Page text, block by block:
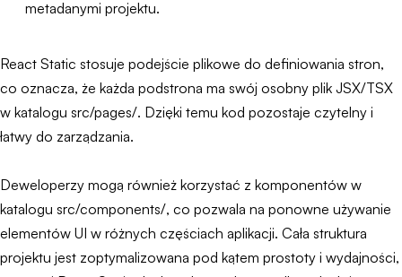
metadanymi projektu.
React Static stosuje podejście plikowe do definiowania stron,
co oznacza, że każda podstrona ma swój osobny plik JSX/TSX
w katalogu src/pages/. Dzięki temu kod pozostaje czytelny i
łatwy do zarządzania.
Deweloperzy mogą również korzystać z komponentów w
katalogu src/components/, co pozwala na ponowne używanie
elementów UI w różnych częściach aplikacji. Cała struktura
projektu jest zoptymalizowana pod kątem prostoty i wydajności,